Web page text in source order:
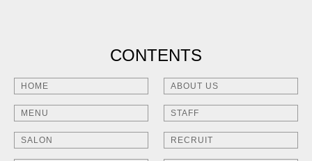
CONTENTS
HOME ABOUT US
MENU STAFF
SALON RECRUIT